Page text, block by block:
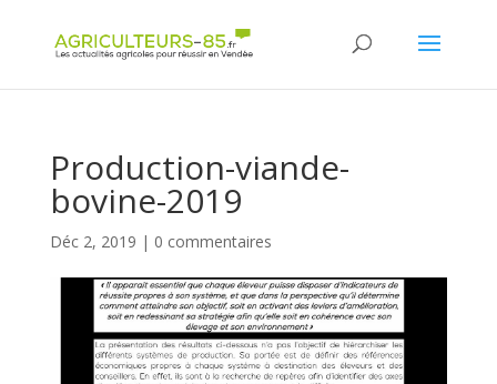
Production-viande-
bovine-2019
Déc 2, 2019 | 0 commentaires